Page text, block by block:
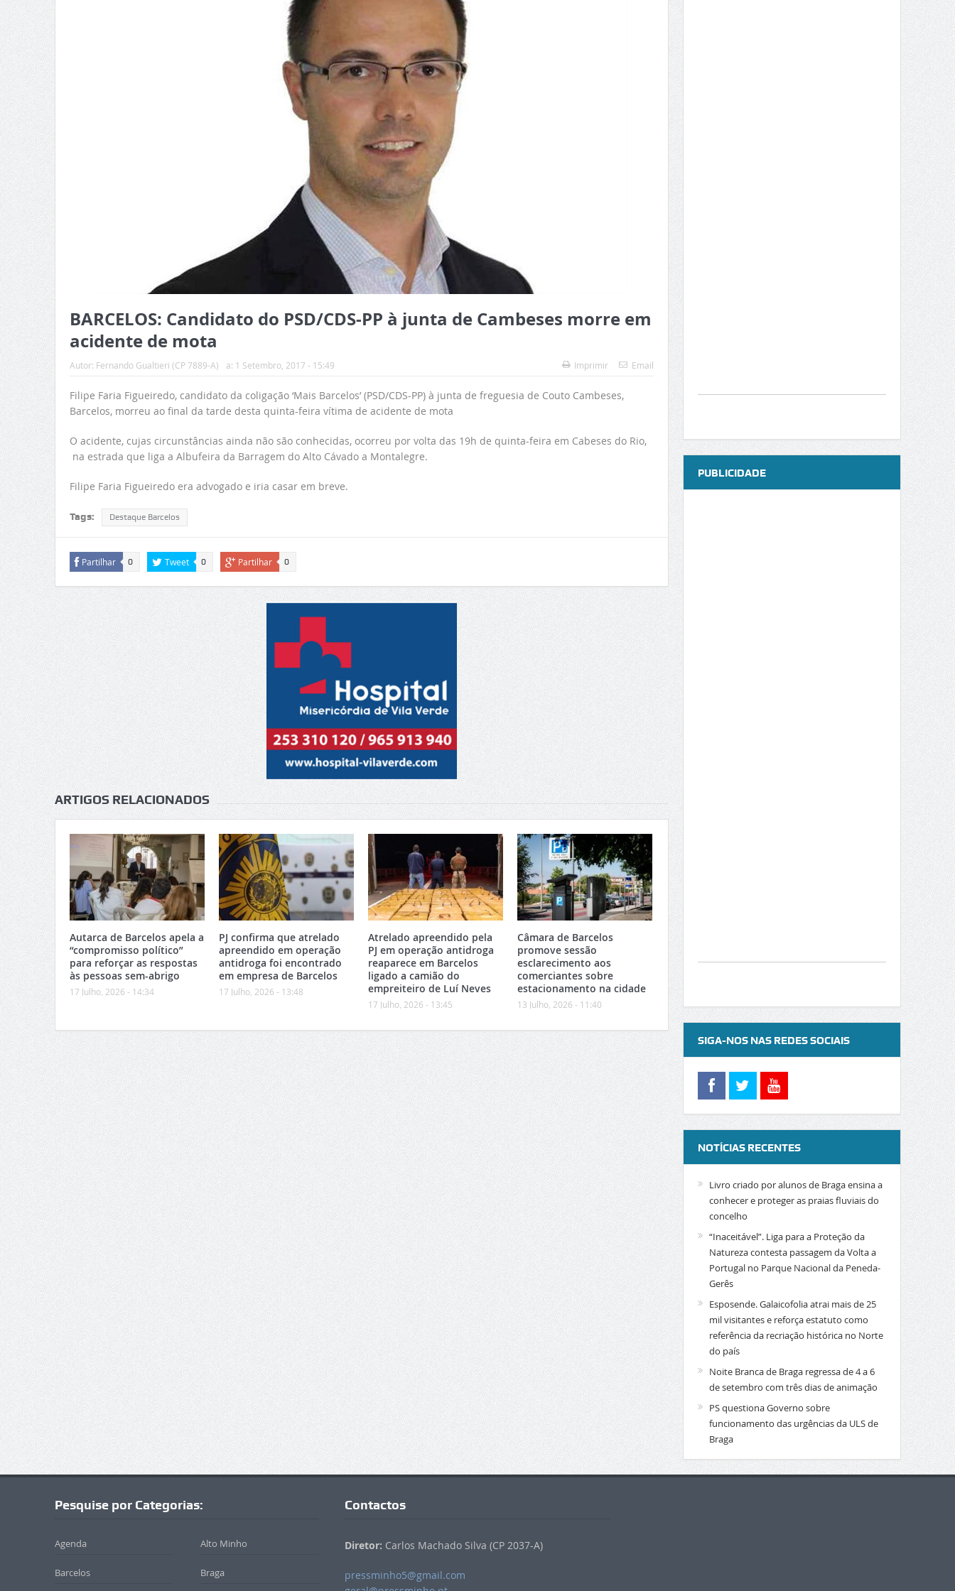
BARCELOS: Candidato do PSD/CDS-PP à junta de Cambeses morre em
acidente de mota
Autor: Fernando Gualtieri (CP 7889-A) a: 1 Setembro, 2017 - 15:49 Imprimir Email
Filipe Faria Figueiredo, candidato da coligação ‘Mais Barcelos’ (PSD/CDS-PP) à junta de freguesia de Couto Cambeses,
Barcelos, morreu ao final da tarde desta quinta-feira vítima de acidente de mota
O acidente, cujas circunstâncias ainda não são conhecidas, ocorreu por volta das 19h de quinta-feira em Cabeses do Rio,
na estrada que liga a Albufeira da Barragem do Alto Cávado a Montalegre.
Filipe Faria Figueiredo era advogado e iria casar em breve.
Tags: Destaque Barcelos
Partilhar 0 Tweet 0 Partilhar 0
ARTIGOS RELACIONADOS
Autarca de Barcelos apela a
“compromisso político”
para reforçar as respostas
às pessoas sem-abrigo
17 Julho, 2026 - 14:34
PJ confirma que atrelado
apreendido em operação
antidroga foi encontrado
em empresa de Barcelos
17 Julho, 2026 - 13:48
Atrelado apreendido pela
PJ em operação antidroga
reaparece em Barcelos
ligado a camião do
empreiteiro de Luí Neves
17 Julho, 2026 - 13:45
Câmara de Barcelos
promove sessão
esclarecimento aos
comerciantes sobre
estacionamento na cidade
13 Julho, 2026 - 11:40
PUBLICIDADE
SIGA-NOS NAS REDES SOCIAIS
NOTÍCIAS RECENTES
Livro criado por alunos de Braga ensina a
conhecer e proteger as praias fluviais do
concelho
“Inaceitável”. Liga para a Proteção da
Natureza contesta passagem da Volta a
Portugal no Parque Nacional da Peneda-
Gerês
Esposende. Galaicofolia atrai mais de 25
mil visitantes e reforça estatuto como
referência da recriação histórica no Norte
do país
Noite Branca de Braga regressa de 4 a 6
de setembro com três dias de animação
PS questiona Governo sobre
funcionamento das urgências da ULS de
Braga
Pesquise por Categorias:
Agenda Alto Minho
Barcelos Braga
Contactos
Diretor: Carlos Machado Silva (CP 2037-A)
pressminho5@gmail.com